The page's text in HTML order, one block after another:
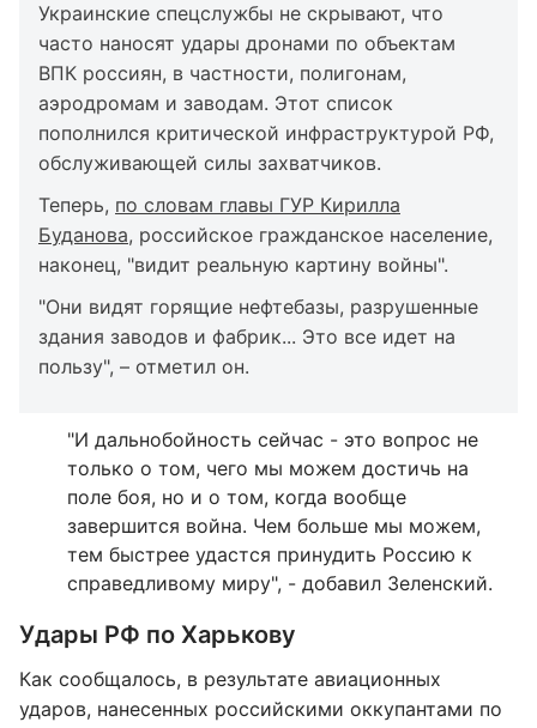
Украинские спецслужбы не скрывают, что
часто наносят удары дронами по объектам
ВПК россиян, в частности, полигонам,
аэродромам и заводам. Этот список
пополнился критической инфраструктурой РФ,
обслуживающей силы захватчиков.
Теперь, по словам главы ГУР Кирилла
Буданова, российское гражданское население,
наконец, "видит реальную картину войны".
"Они видят горящие нефтебазы, разрушенные
здания заводов и фабрик... Это все идет на
пользу", – отметил он.
"И дальнобойность сейчас - это вопрос не
только о том, чего мы можем достичь на
поле боя, но и о том, когда вообще
завершится война. Чем больше мы можем,
тем быстрее удастся принудить Россию к
справедливому миру", - добавил Зеленский.
Удары РФ по Харькову
Как сообщалось, в результате авиационных
ударов, нанесенных российскими оккупантами по